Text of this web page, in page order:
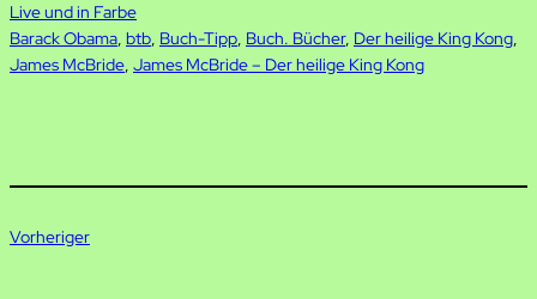
Live und in Farbe
Barack Obama, btb, Buch-Tipp, Buch. Bücher, Der heilige King Kong
James McBride, James McBride – Der heilige King Kong
Vorheriger